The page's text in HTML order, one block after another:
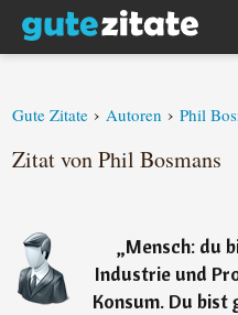
Gute Zitate › Autoren › Phil
Zitat von Phil Bosmans
„Mensch: du
Industrie und
Konsum. Du bist